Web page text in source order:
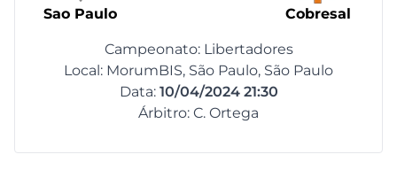
Sao Paulo Cobresal
Campeonato: Libertadores
Local: MorumBIS, São Paulo, São Paulo
Data: 10/04/2024 21:30
Árbitro: C. Ortega